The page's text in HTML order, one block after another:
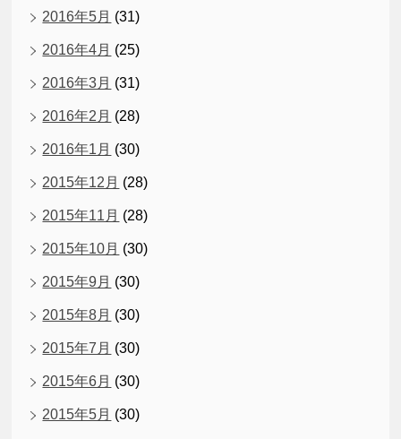
2016年5月 (31)
2016年4月 (25)
2016年3月 (31)
2016年2月 (28)
2016年1月 (30)
2015年12月 (28)
2015年11月 (28)
2015年10月 (30)
2015年9月 (30)
2015年8月 (30)
2015年7月 (30)
2015年6月 (30)
2015年5月 (30)